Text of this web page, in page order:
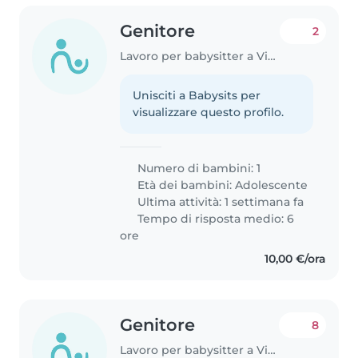
Genitore
Lavoro per babysitter a Vicenza
2
Unisciti a Babysits per
visualizzare questo profilo.
Numero di bambini: 1
Età dei bambini:Adolescente
Ultima attività: 1 settimana fa
Tempo di risposta medio: 6
ore
10,00 €/ora
Genitore
Lavoro per babysitter a Vicenza
8